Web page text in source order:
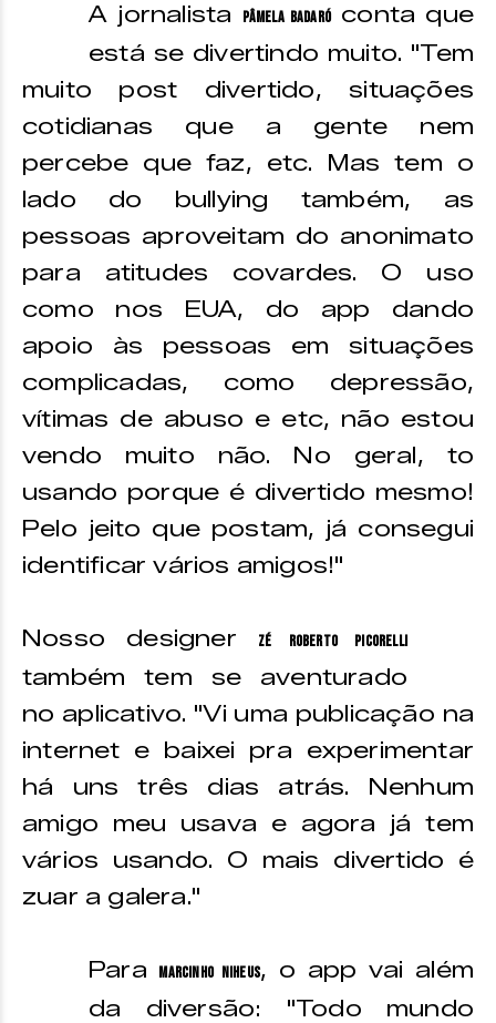
A jornalista Pâmela Badaróconta que
está se divertindo muito. "Tem
muito post divertido, situações
cotidianas que a gente nem
percebe que faz, etc. Mas tem o
lado do bullying também, as
pessoas aproveitam do anonimato
para atitudes covardes. O uso
como nos EUA, do app dando
apoio às pessoas em situações
complicadas, como depressão,
vítimas de abuso e etc, não estou
vendo muito não. No geral, to
usando porque é divertido mesmo!
Pelo jeito que postam, já consegui
identificar vários amigos!"
Nosso designer Zé Roberto Picorelli
também tem se aventurado
no aplicativo. "Vi uma publicação na
internet e baixei pra experimentar
há uns três dias atrás. Nenhum
amigo meu usava e agora já tem
vários usando. O mais divertido é
zuar a galera."
Para Marcinho Niheus, o app vai além
da diversão: "Todo mundo